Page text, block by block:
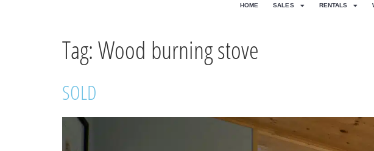
HOME SALES RENTALS
Tag:Wood burning stove
SOLD